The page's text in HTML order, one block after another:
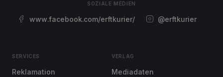
SOZIALE MEDIEN
www.facebook.com/erftkurier/ @erftkurier
SERVICES
Reklamation
VERLAG
Mediadaten